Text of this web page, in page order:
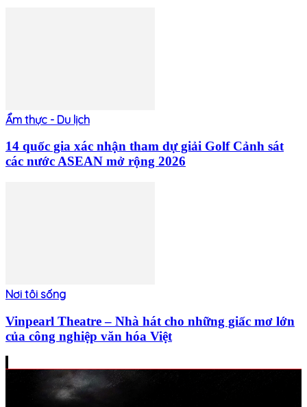
Ẩm thực - Du lịch
14 quốc gia xác nhận tham dự giải Golf Cảnh sát
các nước ASEAN mở rộng 2026
Nơi tôi sống
Vinpearl Theatre – Nhà hát cho những giấc mơ lớn
của công nghiệp văn hóa Việt